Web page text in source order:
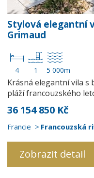
Stylová elegantní
Grimaud
4 1 5 000m
Krásná elegantní vila s
pláží francouzského
36 154 850 Kč
Francie Francouzská
Zobrazit detail